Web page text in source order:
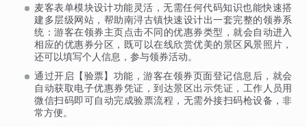
麦客表单模块设计功能灵活，无需任何代码知识也能快速搭
建多层级网站，帮助南浔古镇快速设计出一套完整的领券系
统：游客在领券主页点击不同的优惠券类型，就会自动进入
相应的优惠券分区，既可以在线欣赏优美的景区风景照片，
还可以填写个人信息，参与领券活动。
通过开启【验票】功能，游客在领券页面登记信息后，就会
自动获取电子优惠券凭证，到达景区出示凭证，工作人员用
微信扫码即可自动完成验票流程，无需外接扫码枪设备，非
常方便。